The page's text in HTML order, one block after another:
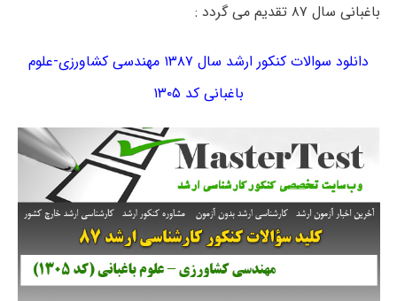
باغبانی سال ۸۷ تقدیم می گردد :
دانلود سوالات کنکور ارشد سال ۱۳۸۷ مهندسی کشاورزی-علوم
باغبانی کد ۱۳۰۵